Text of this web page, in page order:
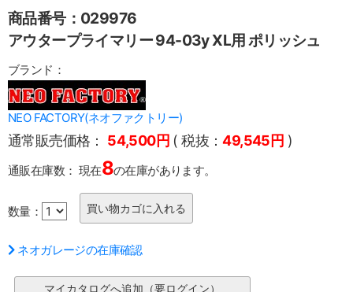
商品番号：029976
アウタープライマリー 94-03y XL用 ポリッシュ
ブランド：
NEO FACTORY(ネオファクトリー)
通常販売価格： 54,500円 ( 税抜：49,545円 )
通販在庫数： 現在8の在庫があります。
数量：
ネオガレージの在庫確認